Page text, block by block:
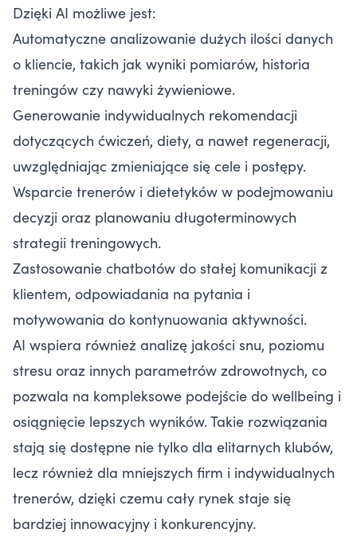
Dzięki AI możliwe jest:
Automatyczne analizowanie dużych ilości danych
o kliencie, takich jak wyniki pomiarów, historia
treningów czy nawyki żywieniowe.
Generowanie indywidualnych rekomendacji
dotyczących ćwiczeń, diety, a nawet regeneracji,
uwzględniając zmieniające się cele i postępy.
Wsparcie trenerów i dietetyków w podejmowaniu
decyzji oraz planowaniu długoterminowych
strategii treningowych.
Zastosowanie chatbotów do stałej komunikacji z
klientem, odpowiadania na pytania i
motywowania do kontynuowania aktywności.
AI wspiera również analizę jakości snu, poziomu
stresu oraz innych parametrów zdrowotnych, co
pozwala na kompleksowe podejście do wellbeing i
osiągnięcie lepszych wyników. Takie rozwiązania
stają się dostępne nie tylko dla elitarnych klubów,
lecz również dla mniejszych firm i indywidualnych
trenerów, dzięki czemu cały rynek staje się
bardziej innowacyjny i konkurencyjny.